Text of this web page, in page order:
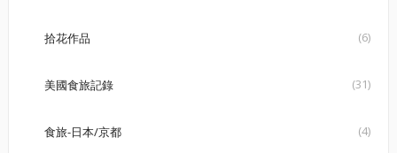
拾花作品 (6)
美國食旅記錄 (31)
食旅-日本/京都 (4)